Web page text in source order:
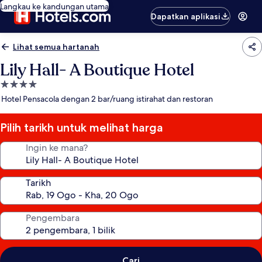
Langkau ke kandungan utama
Dapatkan aplikasi
Lihat semua hartanah
Lily Hall- A Boutique Hotel
Hartanah
4.0
Hotel Pensacola dengan 2 bar/ruang istirahat dan restoran
Pilih tarikh untuk melihat harga
Ingin ke mana?
Tarikh
Pengembara